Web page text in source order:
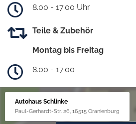
8.00 - 17.00 Uhr
Teile & Zubehör
Montag bis Freitag
8.00 - 17.00
Autohaus Schlinke
Paul-Gerhardt-Str. 26, 16515 Oranienburg